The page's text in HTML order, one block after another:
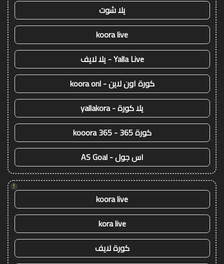
يلا شوت
koora live
Yalla Live - يلا لايف
كورة اون لاين - koora onl
يلا كورة - yallakora
كورة 365 - kooora 365
اس جول - AS Goal
!
koora live
kora live
كورة لايف